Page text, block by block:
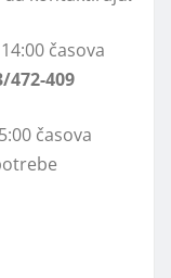
časova
472-409
časova